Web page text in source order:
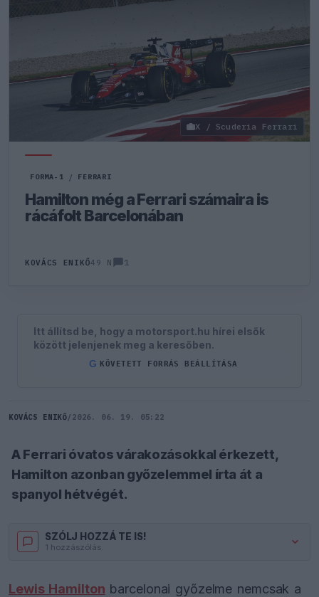
X / Scuderia Ferrari
FORMA-1 / FERRARI
Hamilton még a Ferrari számaira is
rácáfolt Barcelonában
KOVÁCS ENIKŐ49 N 1
Itt állítsd be, hogy a motorsport.hu hírei elsők
között jelenjenek meg a keresőben.
G KÖVETETT FORRÁS BEÁLLÍTÁSA
KOVÁCS ENIKŐ/ 2026. 06. 19. 05:22
A Ferrari óvatos várakozásokkal érkezett,
Hamilton azonban győzelemmel írta át a
spanyol hétvégét.
SZÓLJ HOZZÁ TE IS!
1 hozzászólás.
Lewis Hamilton barcelonai győzelme nemcsak a